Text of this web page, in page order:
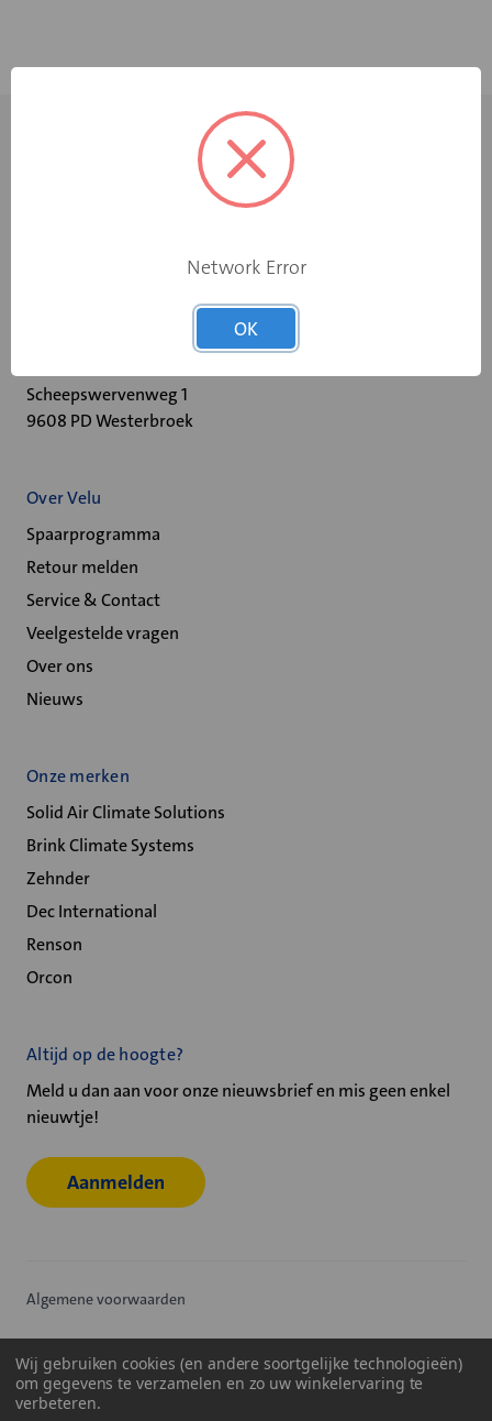
Scheepswervenweg 1
9608 PD Westerbroek
Over Velu
Spaarprogramma
Retour melden
Service & Contact
Veelgestelde vragen
Over ons
Nieuws
Onze merken
Solid Air Climate Solutions
Brink Climate Systems
Zehnder
Dec International
Renson
Orcon
Altijd op de hoogte?
Meld u dan aan voor onze nieuwsbrief en mis geen enkel
nieuwtje!
Aanmelden
Algemene voorwaarden
Cookiebeleid
Wij gebruiken cookies (en andere soortgelijke technologieën)
om gegevens te verzamelen en zo uw winkelervaring te
verbeteren.
Network Error
OK